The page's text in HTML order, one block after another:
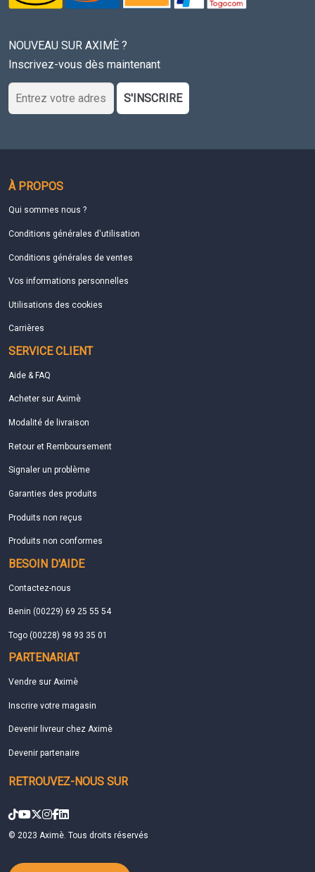
NOUVEAU SUR AXIMÈ ?
Inscrivez-vous dès maintenant
S'INSCRIRE
À PROPOS
Qui sommes nous ?
Conditions générales d'utilisation
Conditions générales de ventes
Vos informations personnelles
Utilisations des cookies
Carrières
SERVICE CLIENT
Aide & FAQ
Acheter sur Aximè
Modalité de livraison
Retour et Remboursement
Signaler un problème
Garanties des produits
Produits non reçus
Produits non conformes
BESOIN D'AIDE
Contactez-nous
Benin (00229) 69 25 55 54
Togo (00228) 98 93 35 01
PARTENARIAT
Vendre sur Aximè
Inscrire votre magasin
Devenir livreur chez Aximè
Devenir partenaire
RETROUVEZ-NOUS SUR
© 2023 Aximè. Tous droits réservés